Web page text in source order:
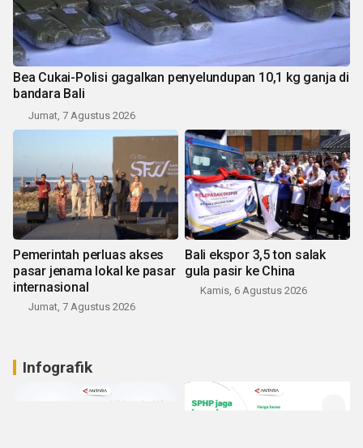
Bea Cukai-Polisi gagalkan penyelundupan 10,1 kg ganja di
bandara Bali
Jumat, 7 Agustus 2026
Pemerintah perluas akses
pasar jenama lokal ke pasar
internasional
Jumat, 7 Agustus 2026
Bali ekspor 3,5 ton salak
gula pasir ke China
Kamis, 6 Agustus 2026
Infografik